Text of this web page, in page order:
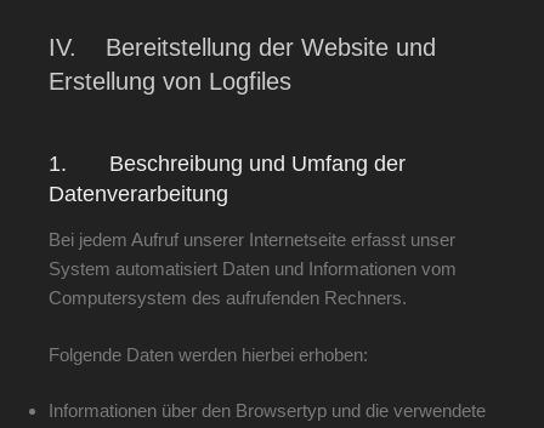
IV. Bereitstellung der Website und
Erstellung von Logfiles
1. Beschreibung und Umfang der
Datenverarbeitung
Bei jedem Aufruf unserer Internetseite erfasst unser
System automatisiert Daten und Informationen vom
Computersystem des aufrufenden Rechners.
Folgende Daten werden hierbei erhoben:
Informationen über den Browsertyp und die verwendete